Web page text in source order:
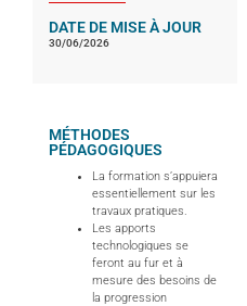
DATE DE MISE À JOUR
30/06/2026
MÉTHODES
PÉDAGOGIQUES
La formation s’appuiera
essentiellement sur les
travaux pratiques.
Les apports
technologiques se
feront au fur et à
mesure des besoins de
la progression